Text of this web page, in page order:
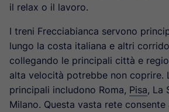
il relax o il lavoro.
I treni Frecciabianca servono
lungo la costa italiana e altri
collegando le principali città e
alta velocità potrebbe non coprire.
principali includono Roma, Pisa, La
Milano. Questa vasta rete